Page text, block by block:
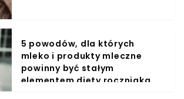
5 powodów, dla których
mleko i produkty mleczne
powinny być stałym
elementem diety roczniaka